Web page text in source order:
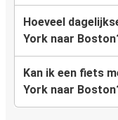
Hoeveel
York naar
Kan ik een fiets
York naar